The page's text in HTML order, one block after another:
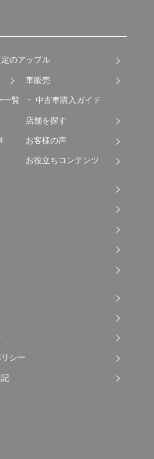
のアップル
一覧
車販売
中古車購入ガイド
店舗を探す
お客様の声
お役立ちコンテンツ
シー